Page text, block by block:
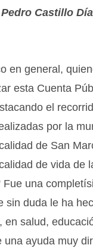
Castillo
en general,
esta Cuenta
el
por la
de San
de vida de
una
sin duda le ha
salud,
ayuda muy